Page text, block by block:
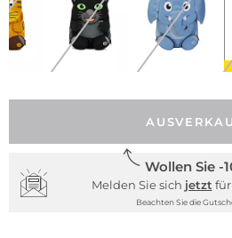
Wollen Sie -
Melden Sie sich jetzt
Beachten Sie die